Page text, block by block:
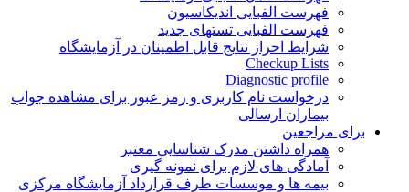
فهرست الفبایی اندیکاسیون
فهرست الفبایی تستهای جدید
شرایط احراز نتایج قابل اطمینان در آزمایشگاه
Checkup Lists
Diagnostic profile
درخواست نام کاربری و رمز عبور برای مشاهده جواب
بیماران ارسالی
برای مراجعین
همراه داشتن مدرک شناسایی معتبر
آمادگی های لازم برای نمونه گیری
بیمه ها و موسسات طرف قرارداد آزمایشگاه مرکزی